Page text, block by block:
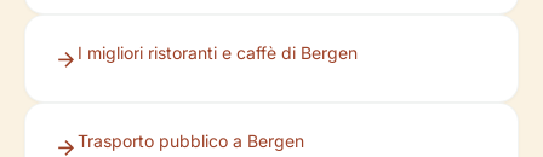
I migliori ristoranti e caffè di Bergen
Trasporto pubblico a Bergen